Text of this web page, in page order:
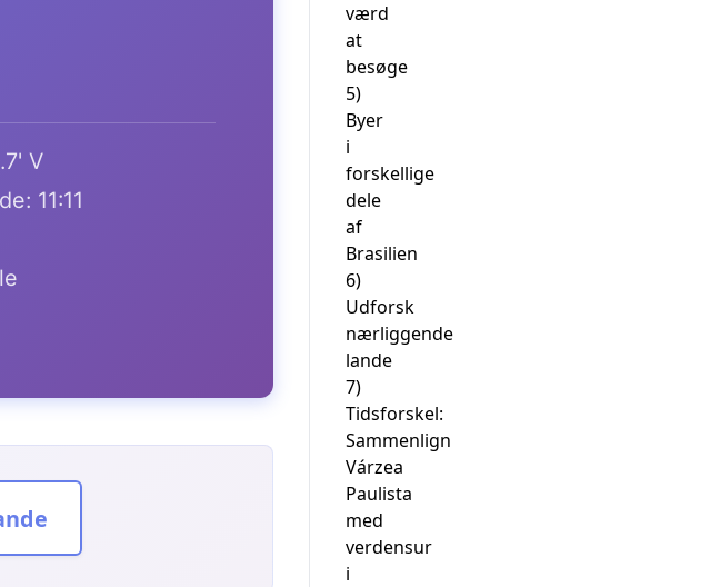
V
11:11
værd
at
besøge
5)
Byer
i
forskellige
dele
af
Brasilien
6)
Udforsk
nærliggende
lande
7)
Tidsforskel:
Sammenlign
Várzea
Paulista
med
verdensur
i